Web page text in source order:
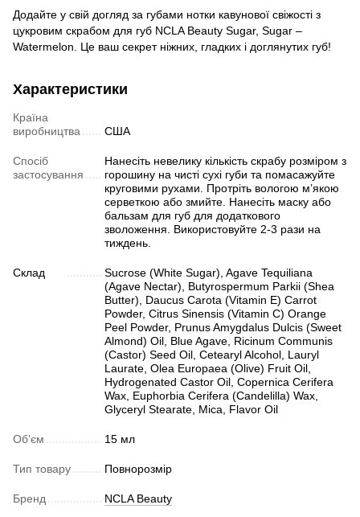
Додайте у свій догляд за губами нотки кавунової свіжості з
цукровим скрабом для губ NCLA Beauty Sugar, Sugar –
Watermelon. Це ваш секрет ніжних, гладких і доглянутих губ!
Характеристики
Країна
виробництва
США
Спосіб
застосування
Нанесіть невелику кількість скрабу розміром з
горошину на чисті сухі губи та помасажуйте
круговими рухами. Протріть вологою м’якою
серветкою або змийте. Нанесіть маску або
бальзам для губ для додаткового
зволоження. Використовуйте 2-3 рази на
тиждень.
Склад
Sucrose (White Sugar), Agave Tequiliana
(Agave Nectar), Butyrospermum Parkii (Shea
Butter), Daucus Carota (Vitamin E) Carrot
Powder, Citrus Sinensis (Vitamin C) Orange
Peel Powder, Prunus Amygdalus Dulcis (Sweet
Almond) Oil, Blue Agave, Ricinum Communis
(Castor) Seed Oil, Cetearyl Alcohol, Lauryl
Laurate, Olea Europaea (Olive) Fruit Oil,
Hydrogenated Castor Oil, Copernica Cerifera
Wax, Euphorbia Cerifera (Candelilla) Wax,
Glyceryl Stearate, Mica, Flavor Oil
Обʼєм 15 мл
Тип товару Повнорозмір
Бренд NCLA Beauty